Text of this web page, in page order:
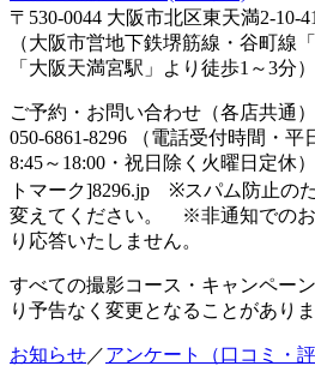
〒530-0044 大阪市北区東天満2-10-
（大阪市営地下鉄堺筋線・谷町線
「大阪天満宮駅」より徒歩1～3分）
ご予約・お問い合わせ（各店共通）
050-6861-8296 （電話受付時間・平
8:45～18:00・祝日除く火曜日定
トマーク]8296.jp ※スパム防止の
変えてください。 ※非通知でのお
り応答いたしません。
すべての撮影コース・キャンペー
り予告なく変更となることがありま
お知らせ／アンケート（口コミ・評